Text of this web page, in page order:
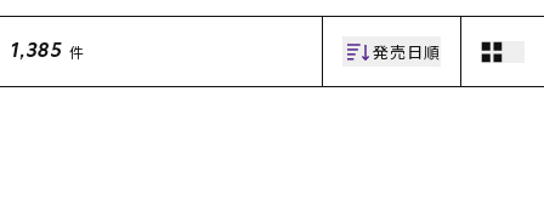
ポイント・クーポンもこのアプリで！
1,385 件 発売日順